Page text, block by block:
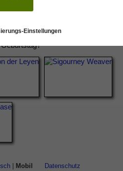
| Mobil Datenschutz
Einstellungen